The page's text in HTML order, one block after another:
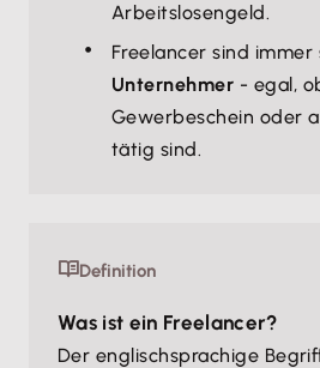
Arbeitslosengeld.
Freelancer sind immer
Unternehmer - egal,
Gewerbeschein oder
tätig sind.
Definition
Was ist ein Freelancer?
Der englischsprachige